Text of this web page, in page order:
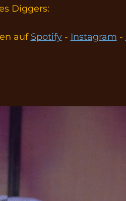
Diggers:
auf Spotify- Instagram -